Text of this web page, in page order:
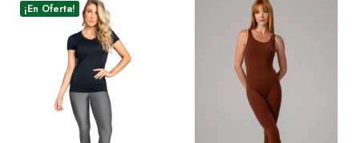
¡En Oferta!